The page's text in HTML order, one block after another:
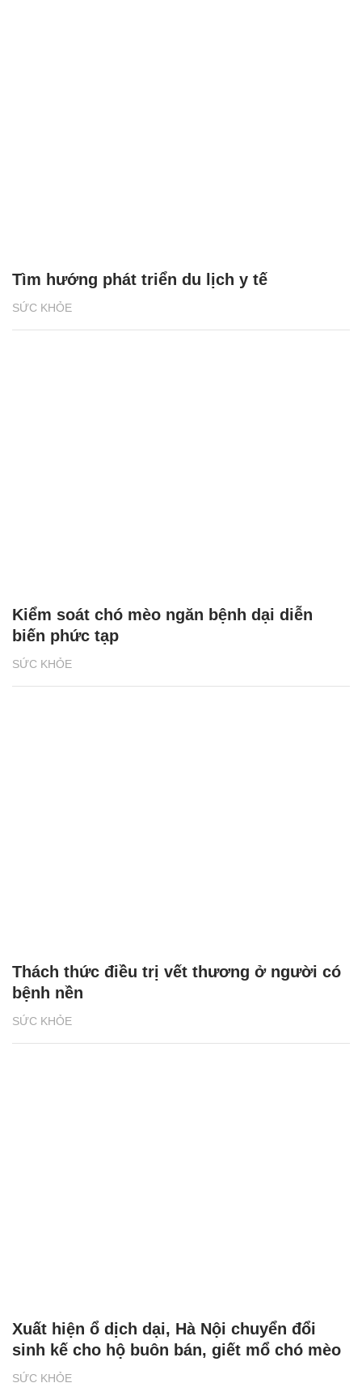
SỨC KHỎE
Tìm hướng phát triển du lịch y tế
SỨC KHỎE
Kiểm soát chó mèo ngăn bệnh dại diễn
biến phức tạp
SỨC KHỎE
Thách thức điều trị vết thương ở người có
bệnh nền
SỨC KHỎE
Xuất hiện ổ dịch dại, Hà Nội chuyển đổi
sinh kế cho hộ buôn bán, giết mổ chó mèo